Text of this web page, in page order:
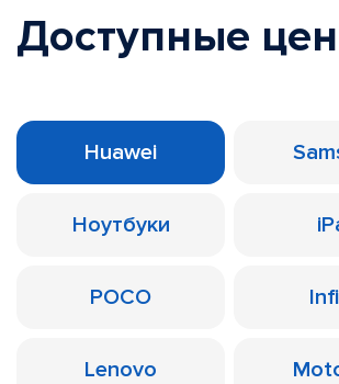
Доступные
Huawei
Ноутбуки
POCO
Lenovo